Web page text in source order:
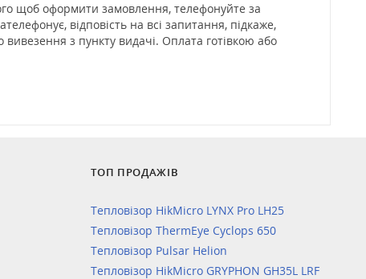
щоб оформити замовлення, телефонуйте за
відповість на всі запитання, підкаже,
вивезення з пункту видачі. Оплата готівкою або
ТОП ПРОДАЖІВ
Тепловізор HikMicro LYNX Pro LH25
Тепловізор ThermEye Cyclops 650
Тепловізор Pulsar Helion
Тепловізор HikMicro GRYPHON GH35L LRF